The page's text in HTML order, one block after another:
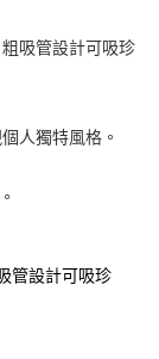
吸管設計可吸珍
人獨特風格。
管設計可吸珍